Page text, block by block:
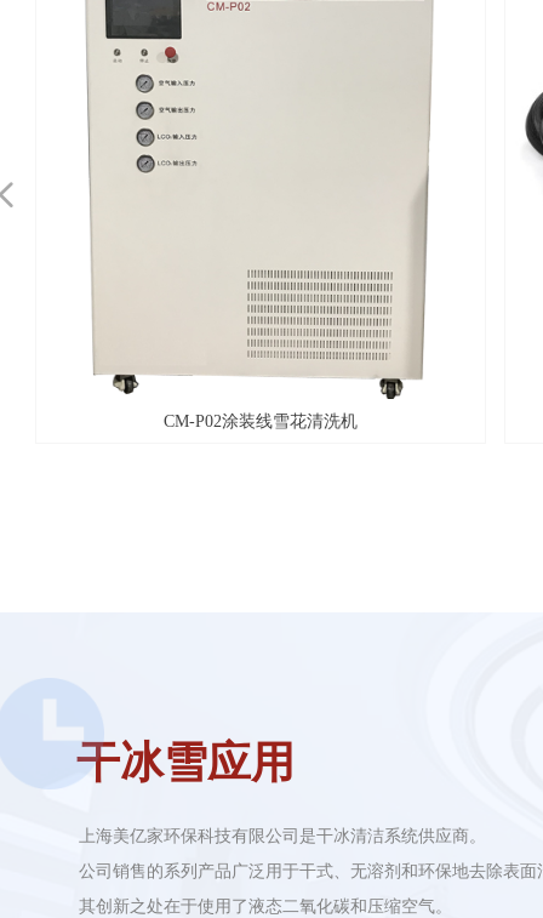
CM-P02涂装线雪花清洗机
上海美亿家环保科技有限公司是干冰清洁系统供应商。
公司销售的系列产品广泛用于干式、无溶剂和环保地去除表面
其创新之处在于使用了液态二氧化碳和压缩空气。
干冰雪应用